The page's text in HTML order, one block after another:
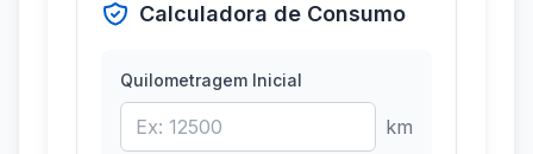
Calculadora de Consumo
Quilometragem Inicial
km